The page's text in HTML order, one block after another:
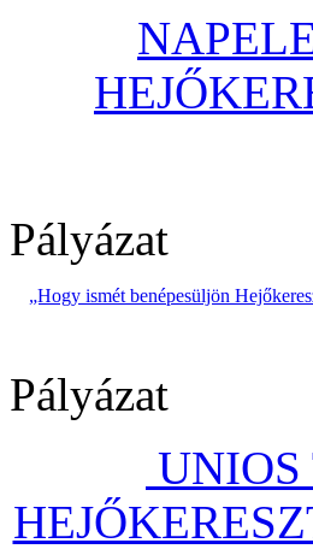
Pályázat
„Hogy ismét benépesüljön
Pályázat